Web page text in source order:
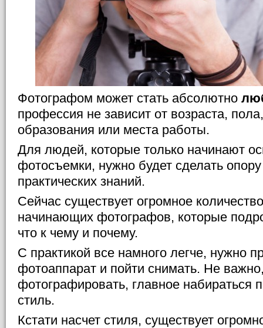
Фотографом может стать абсолютно
профессия не зависит от возраста,
образования или места работы.
Для людей, которые только начинают
фотосъемки, нужно будет сделать
практических знаний.
Сейчас существует огромное
начинающих фотографов, которые
что к чему и почему.
С практикой все намного легче, нужно
фотоаппарат и пойти снимать. Не
фотографировать, главное набираться
стиль.
Кстати насчет стиля, существует